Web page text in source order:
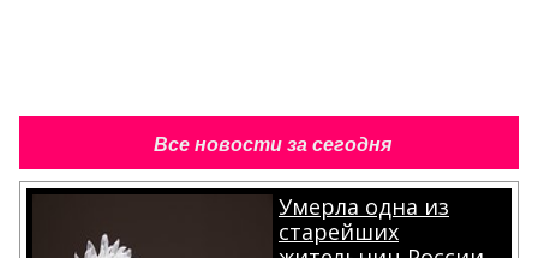
Все новости за сегодня
Умерла одна из
старейших